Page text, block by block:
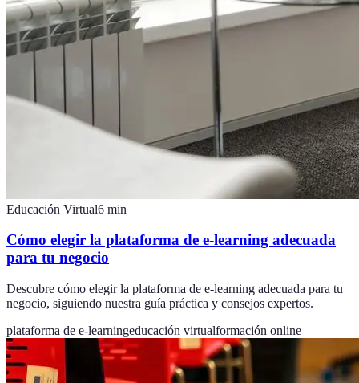
Educación Virtual6 min
Cómo elegir la plataforma de e-learning adecuada
para tu negocio
Descubre cómo elegir la plataforma de e-learning adecuada para tu
negocio, siguiendo nuestra guía práctica y consejos expertos.
plataforma de e-learningeducación virtualformación online